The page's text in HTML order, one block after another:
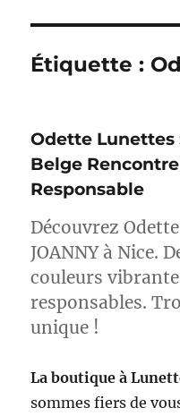
Étiquette :
Odette Lunettes
Belge
Responsable
Découvrez
JOANNY à Nice.
couleurs
responsables.
unique !
La boutique à
sommes fiers de